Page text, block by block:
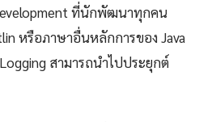
ที่นักพัฒนาทุกคน
หรือภาษาอื่นหลักการของ Java
สามารถนำไปประยุกต์